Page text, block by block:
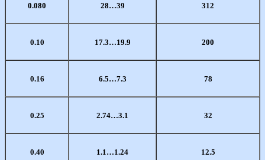
0.080 28…39 312
0.10 17.3…19.9 200
0.16 6.5…7.3 78
0.25 2.74…3.1 32
0.40 1.1…1.24 12.5